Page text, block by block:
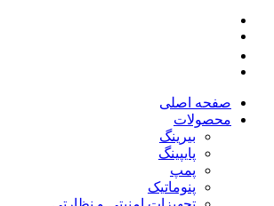
صفحه اصلی
محصولات
بیرینگ
پایپینگ
پمپ
پنوماتیک